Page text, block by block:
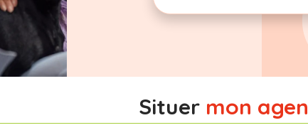
Situer mon